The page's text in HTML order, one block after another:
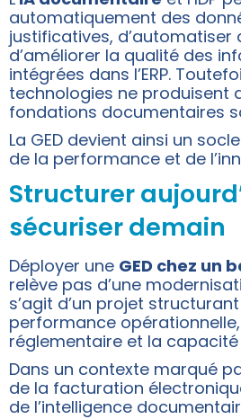
automatiquement des
justificatives, d’automatiser
d’améliorer la qualité des
intégrées dans l’ERP.
technologies ne produisent
fondations documentaires
La GED devient ainsi un
de la performance et de
Structurer
sécuriser demain
Déployer une GED chez un
relève pas d’une
s’agit d’un projet
performance
réglementaire et la capacité
Dans un contexte marqué
de la facturation
de l’intelligence